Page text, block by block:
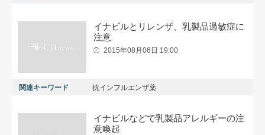
イナビルとリレンザ、乳製品過敏症に
注意
2015年08月06日 19:00
関連キーワード 抗インフルエンザ薬
イナビルなどで乳製品アレルギーの注
意喚起